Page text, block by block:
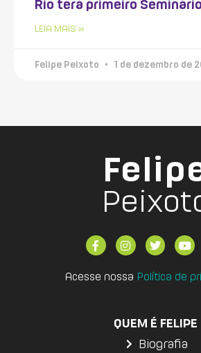
Rio terá primeiro
LEIA MAIS »
Felipe Peixoto 1 de dezembro de
Acesse nossa Política de
QUEM É FELIPE
Biografia